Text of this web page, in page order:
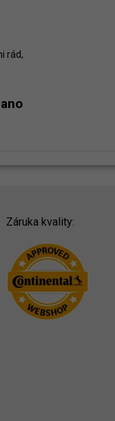
rád,
Záruka kvality: